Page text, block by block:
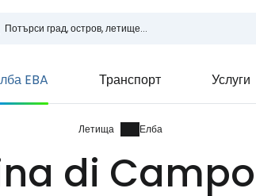
EBA Транспорт Услуги
Летища Елба
di Campo